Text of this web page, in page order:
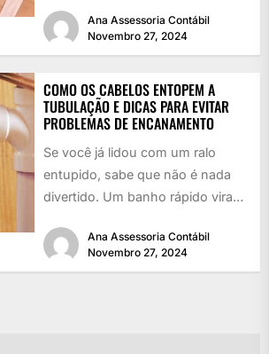
Ana Assessoria Contábil
Novembro 27, 2024
COMO OS CABELOS ENTOPEM A
TUBULAÇÃO E DICAS PARA EVITAR
PROBLEMAS DE ENCANAMENTO
Se você já lidou com um ralo
entupido, sabe que não é nada
divertido. Um banho rápido vira
Ana Assessoria Contábil
Novembro 27, 2024